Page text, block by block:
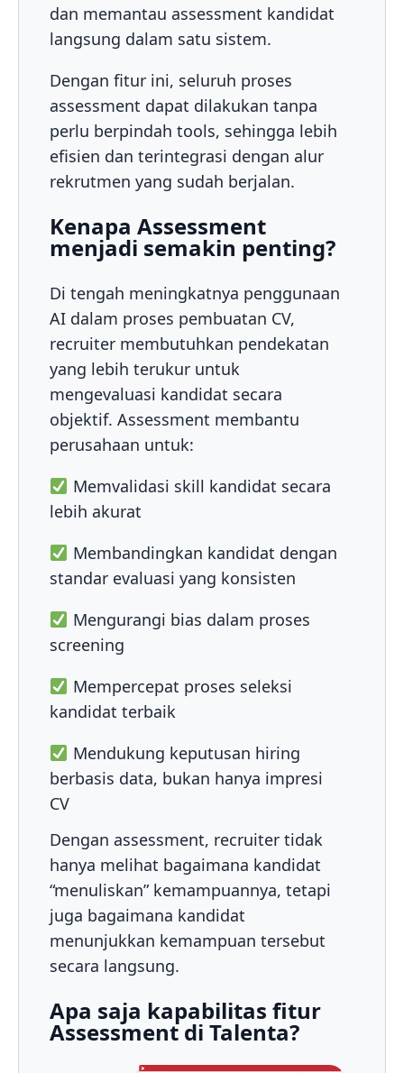
dan memantau assessment kandidat
langsung dalam satu sistem.
Dengan fitur ini, seluruh proses
assessment dapat dilakukan tanpa
perlu berpindah tools, sehingga lebih
efisien dan terintegrasi dengan alur
rekrutmen yang sudah berjalan.
Kenapa Assessment
menjadi semakin penting?
Di tengah meningkatnya penggunaan
AI dalam proses pembuatan CV,
recruiter membutuhkan pendekatan
yang lebih terukur untuk
mengevaluasi kandidat secara
objektif. Assessment membantu
perusahaan untuk:
Memvalidasi skill kandidat secara
lebih akurat
Membandingkan kandidat dengan
standar evaluasi yang konsisten
Mengurangi bias dalam proses
screening
Mempercepat proses seleksi
kandidat terbaik
Mendukung keputusan hiring
berbasis data, bukan hanya impresi
CV
Dengan assessment, recruiter tidak
hanya melihat bagaimana kandidat
“menuliskan” kemampuannya, tetapi
juga bagaimana kandidat
menunjukkan kemampuan tersebut
secara langsung.
Apa saja kapabilitas fitur
Assessment di Talenta?